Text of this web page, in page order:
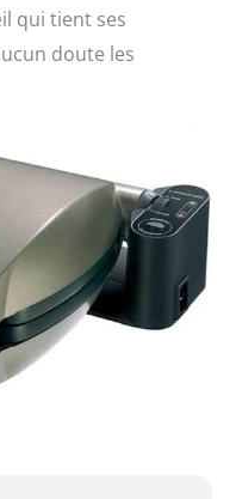
qui tient ses
doute les